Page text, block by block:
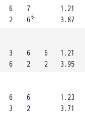
6
2
7
66
1.21
3.87
3
6
6
2
6
2
1.21
3.95
6
3
6
2
1.23
3.71